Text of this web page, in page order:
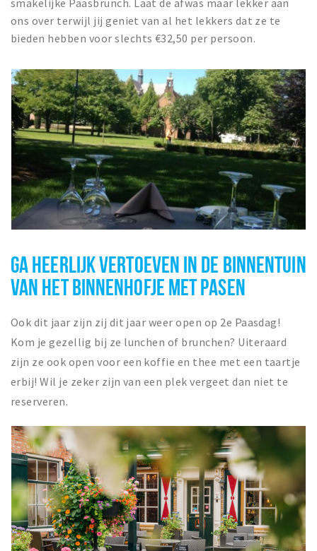
ons over terwijl jij geniet van al het lekkers dat ze te
bieden hebben voor slechts €32,50 per persoon.
GA HEERLIJK VERTOEVEN IN DE BINNENTUIN
VAN HET BINNENHOFJE MET PASEN
Ook dit jaar zijn zij dit jaar weer open op 2e Paasdag!
Kom je gezellig bij ze lunchen of brunchen? Uiteraard
zijn ze ook open voor een koffie en thee met een taartje
erbij! Wil je zeker zijn van een plek vergeet dan niet te
reserveren.